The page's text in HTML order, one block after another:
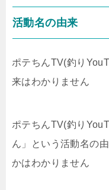
活動名の由来
ポテちんTV(釣り
来はわかりません
ポテちんTV(釣り
ん」という活動名の
かはわかりません